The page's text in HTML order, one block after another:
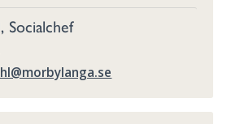
Socialchef